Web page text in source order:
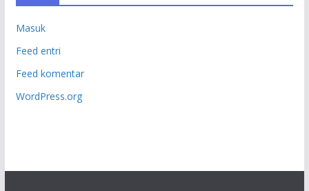
Masuk
Feed entri
Feed komentar
WordPress.org